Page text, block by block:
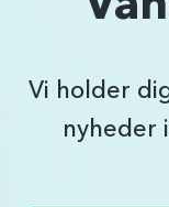
Vi holder
nyheder